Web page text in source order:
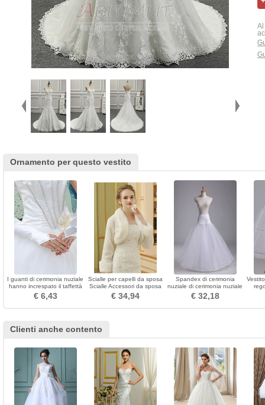
Al
Ornamento per questo vestito
I guanti di cerimonia nuziale
hanno increspato il taffettà
romantico della spiaggia di
autunno
€ 6,43
Scialle per capelli da sposa
Scialle Accessori da sposa
Scialle autunno inverno a
maniche lunghe spesse
€ 34,94
Spandex di cerimonia
nuziale di cerimonia nuziale
Standard Long Single rims
Vita elastica
€ 32,18
Clienti anche contento